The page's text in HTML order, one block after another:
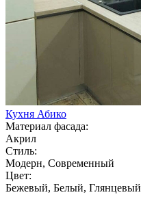
Кухня Абико
Материал фасада:
Акрил
Стиль:
Модерн, Современный
Цвет:
Бежевый, Белый, Глянцевый